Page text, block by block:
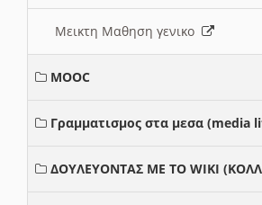
Μεικτη Μαθηση γενικο
MOOC
Γραμματισμος στα μεσα (media
ΔΟΥΛΕΥΟΝΤΑΣ ΜΕ ΤΟ WIKI